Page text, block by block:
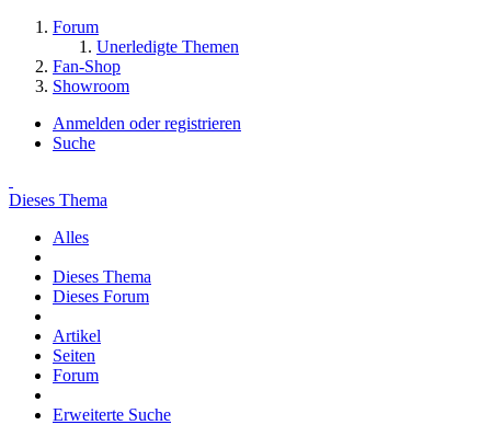
Forum
Unerledigte Themen
Fan-Shop
Showroom
Anmelden oder registrieren
Suche
Dieses Thema
Alles
Dieses Thema
Dieses Forum
Artikel
Seiten
Forum
Erweiterte Suche